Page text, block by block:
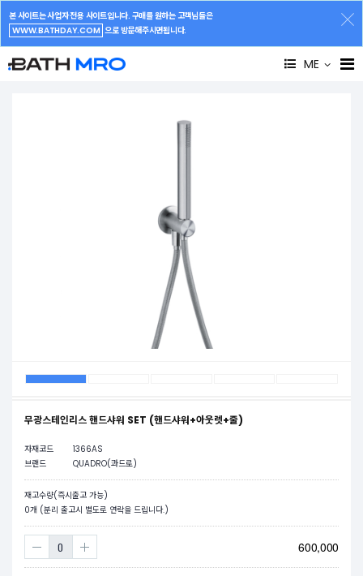
본 사이트는 사업자 전용 사이트입니다. 구매를 원하는 고객님들은
WWW.BATHDAY.COM 으로 방문해주시면됩니다.
ME
무광스테인리스 핸드샤워 SET (핸드샤워+아웃렛+줄)
자재코드
1366AS
브랜드
QUADRO(콰드로)
재고수량(즉시출고 가능)
0개 (분리 출고시 별도로 연락을 드립니다.)
600,000